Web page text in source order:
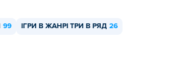
99 ІГРИ В ЖАНРІ ТРИ В РЯД 26